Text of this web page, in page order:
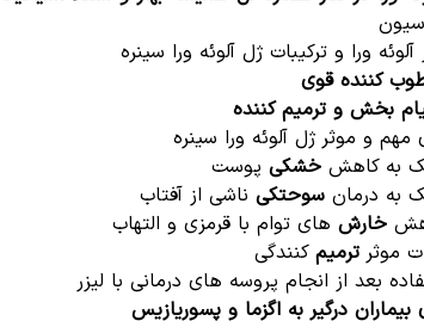
آلوئه ورا و ترکیبات ژل آلوئه ورا سینره
کننده قوی
بخش و ترمیم کننده
مهم و موثر ژل آلوئه ورا سینره
به کاهشخشکی پوست
به درمانسوحتکی ناشی از آفتاب
خارش های توام با قرمزی و التهاب
موثرترمیم کنندگی
بعد از انجام پروسه های درمانی با لیزر
بیماران درگیر به اگزما و پسوریازیس